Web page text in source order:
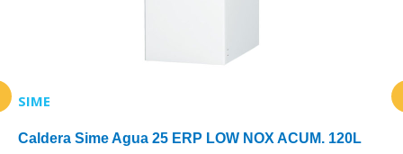
SIME
Caldera Sime Agua 25 ERP LOW NOX ACUM. 120L